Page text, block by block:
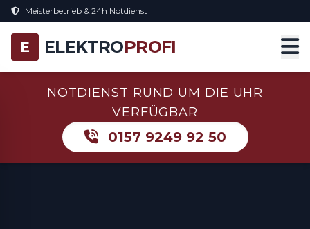
Meisterbetrieb & 24h Notdienst
E ELEKTROPROFI
NOTDIENST RUND UM DIE UHR
VERFÜGBAR
0157 9249 92 50